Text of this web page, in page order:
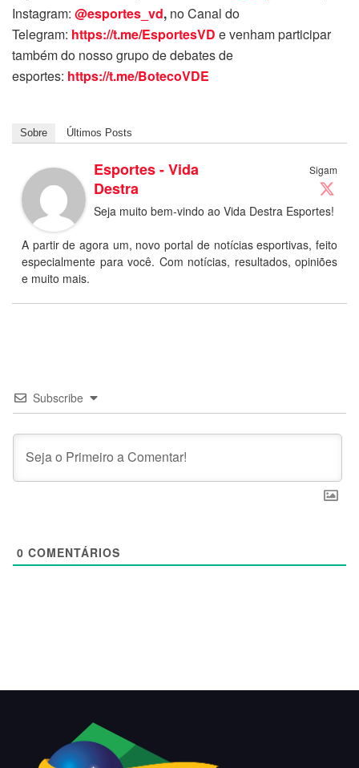
Instagram: @esportes_vd, no Canal do
Telegram: https://t.me/EsportesVD e venham participar
também do nosso grupo de debates de
esportes: https://t.me/BotecoVDE
Sobre Últimos Posts
Sigam
Esportes - Vida
Destra
Seja muito bem-vindo ao Vida Destra Esportes!
A partir de agora um, novo portal de notícias esportivas, feito
especialmente para você. Com notícias, resultados, opiniões
e muito mais.
Subscribe
0 COMENTÁRIOS